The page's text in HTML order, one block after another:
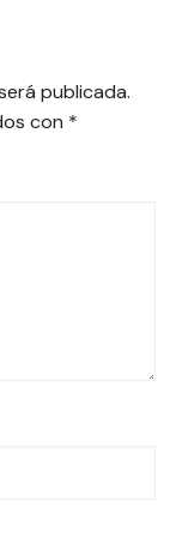
publicada.
con *